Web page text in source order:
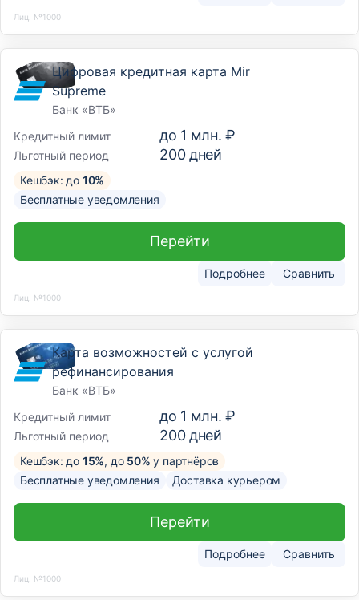
Лиц. №1000
Цифровая кредитная карта Mir
Supreme
Банк «ВТБ»
Кредитный лимит
до 1 млн. ₽
Льготный период 200дней
Кешбэк: до 10%
Бесплатные уведомления
Подробнее Сравнить
Перейти
Лиц. №1000
Карта возможностей с услугой
рефинансирования
Банк «ВТБ»
Кредитный лимит
до 1 млн. ₽
Льготный период 200дней
Кешбэк: до 15%, до 50% у партнёров
Бесплатные уведомления
Доставка курьером
Подробнее Сравнить
Перейти
Лиц. №1000